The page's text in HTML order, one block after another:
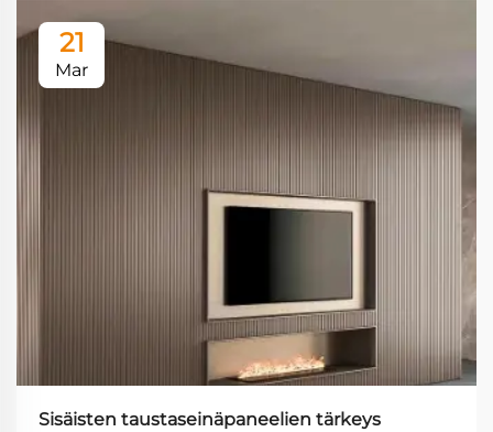
21
Mar
Sisäisten taustaseinäpaneelien tärkeys